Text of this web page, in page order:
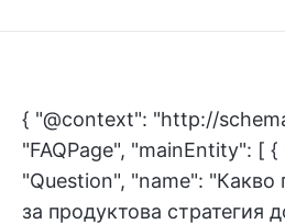
{ "@context": "http://
"FAQPage", "mainEntity": [ {
"Question", "name":
за продуктова стратегия